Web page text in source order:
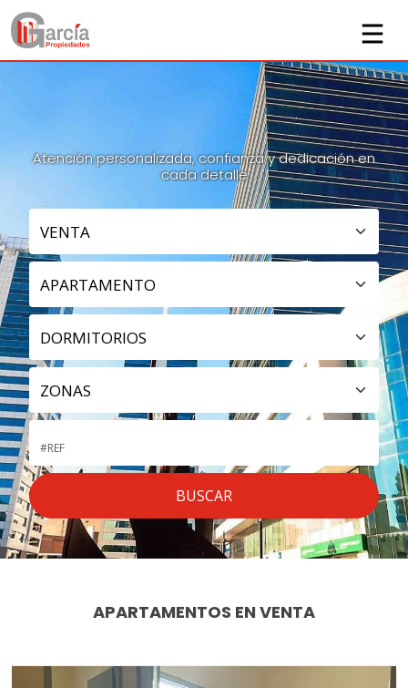
Atención personalizada, confianza y dedicación en
cada detalle
APARTAMENTOS EN VENTA